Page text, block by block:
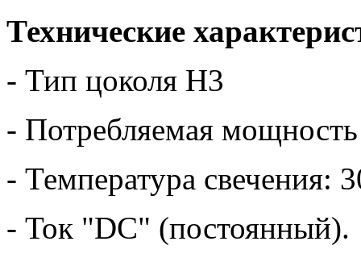
Технические
- Тип цоколя H3
- Потребляемая
- Температура свечения:
- Ток "DC" (постоянный).